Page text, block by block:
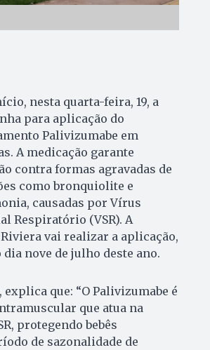
nesta quarta-feira, 19, a
para aplicação do
Palivizumabe em
A medicação garante
contra formas agravadas de
como bronquiolite e
causadas por Vírus
Respiratório (VSR). A
Riviera vai realizar a aplicação,
dia nove de julho deste ano.
que: “O Palivizumabe é
que atua na
protegendo bebês
de sazonalidade de